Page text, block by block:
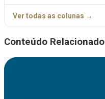
Ver todas as colunas →
Conteúdo Relacionado